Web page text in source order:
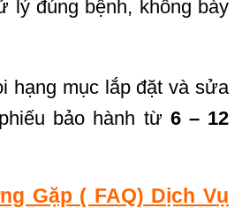
lý đúng bệnh, không bày
hạng mục lắp đặt và sửa
bảo hành từ 6– 12
Gặp ( FAQ) Dịch Vụ